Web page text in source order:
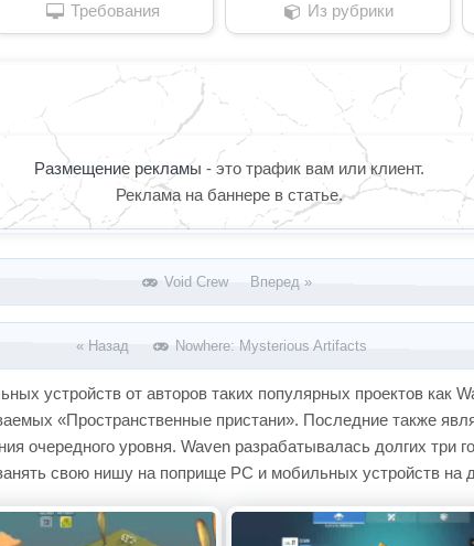
Требования Из рубрики
Размещение рекламы - это трафик вам или клиент.
Реклама на баннере в статье.
Void Crew Вперед »
« Назад Nowhere: Mysterious Artifacts
устройств от авторов таких популярных проектов как
«Пространственные пристани». Последние также
очередного уровня. Waven разрабатывалась долгих три
свою нишу на поприще PC и мобильных устройств на